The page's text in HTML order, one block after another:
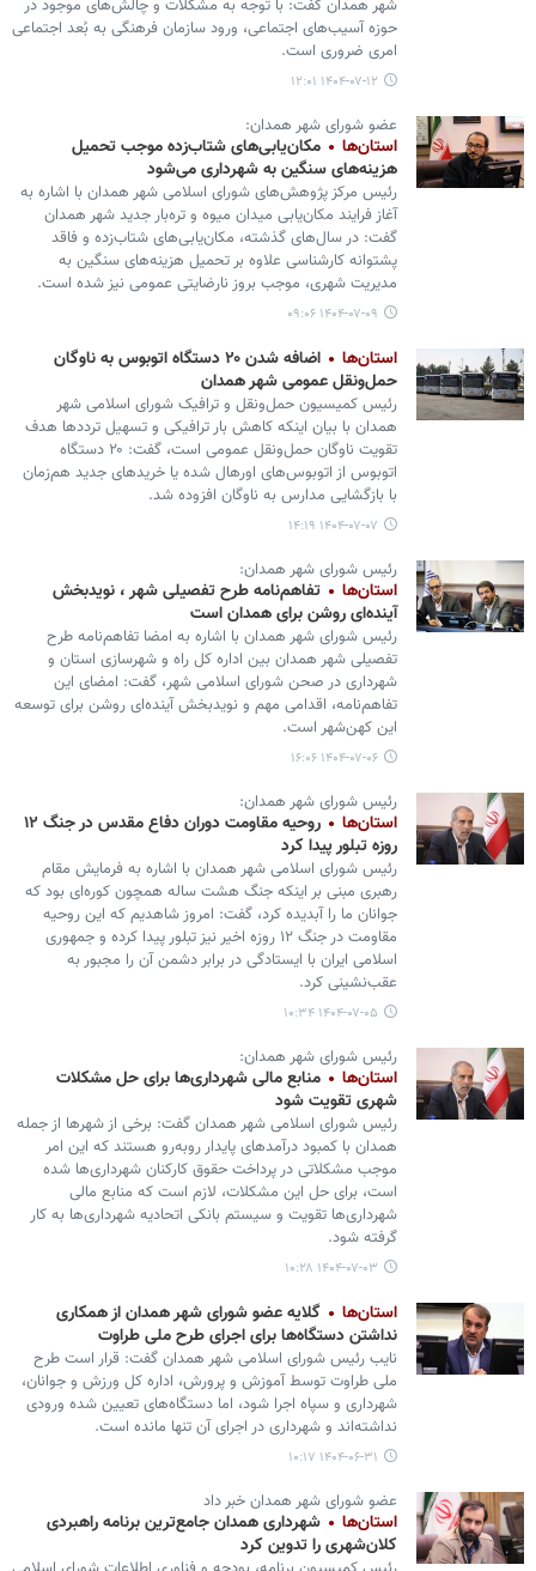
شهر همدان گفت: با توجه به مشکلات و چالش‌های موجود در
حوزه آسیب‌های اجتماعی، ورود سازمان فرهنگی به بُعد اجتماعی
امری ضروری است.
۱۴۰۴-۰۷-۱۲ ۱۲:۰۱
عضو شورای شهر همدان:
استان‌ها
مکان‌یابی‌های شتاب‌زده موجب تحمیل
هزینه‌های سنگین به شهرداری می‌شود
رئیس مرکز پژوهش‌های شورای اسلامی شهر همدان با اشاره به
آغاز فرایند مکان‌یابی میدان میوه و تره‌بار جدید شهر همدان
گفت: در سال‌های گذشته، مکان‌یابی‌های شتاب‌زده و فاقد
پشتوانه کارشناسی علاوه بر تحمیل هزینه‌های سنگین به
مدیریت شهری، موجب بروز نارضایتی عمومی نیز شده است.
۱۴۰۴-۰۷-۰۹ ۰۹:۰۶
استان‌ها
اضافه شدن ۲۰ دستگاه اتوبوس به ناوگان
حمل‌ونقل عمومی شهر همدان
رئیس کمیسیون حمل‌ونقل و ترافیک شورای اسلامی شهر
همدان با بیان اینکه کاهش بار ترافیکی و تسهیل ترددها هدف
تقویت ناوگان حمل‌ونقل عمومی است، گفت: ۲۰ دستگاه
اتوبوس از اتوبوس‌های اورهال شده یا خریدهای جدید هم‌زمان
با بازگشایی مدارس به ناوگان افزوده شد.
۱۴۰۴-۰۷-۰۷ ۱۴:۱۹
رئیس شورای شهر همدان:
استان‌ها
تفاهم‌نامه طرح تفصیلی شهر ، نویدبخش
آینده‌ای روشن برای همدان است
رئیس شورای شهر همدان با اشاره به امضا تفاهم‌نامه طرح
تفصیلی شهر همدان بین اداره کل راه و شهرسازی استان و
شهرداری در صحن شورای اسلامی شهر، گفت: امضای این
تفاهم‌نامه، اقدامی مهم و نویدبخش آینده‌ای روشن برای توسعه
این کهن‌شهر است.
۱۴۰۴-۰۷-۰۶ ۱۶:۰۶
رئیس شورای شهر همدان:
استان‌ها
روحیه مقاومت دوران دفاع مقدس در جنگ ۱۲
روزه تبلور پیدا کرد
رئیس شورای اسلامی شهر همدان با اشاره به فرمایش مقام
رهبری مبنی بر اینکه جنگ هشت ساله همچون کوره‌ای بود که
جوانان ما را آبدیده کرد، گفت: امروز شاهدیم که این روحیه
مقاومت در جنگ ۱۲ روزه اخیر نیز تبلور پیدا کرده و جمهوری
اسلامی ایران با ایستادگی در برابر دشمن آن را مجبور به
عقب‌نشینی کرد.
۱۴۰۴-۰۷-۰۵ ۱۰:۳۴
رئیس شورای شهر همدان:
استان‌ها
منابع مالی شهرداری‌ها برای حل مشکلات
شهری تقویت شود
رئیس شورای اسلامی شهر همدان گفت: برخی از شهرها از جمله
همدان با کمبود درآمدهای پایدار روبه‌رو هستند که این امر
موجب مشکلاتی در پرداخت حقوق کارکنان شهرداری‌ها شده
است، برای حل این مشکلات، لازم است که منابع مالی
شهرداری‌ها تقویت و سیستم بانکی اتحادیه شهرداری‌ها به کار
گرفته شود.
۱۴۰۴-۰۷-۰۳ ۱۰:۲۸
استان‌ها
گلایه عضو شورای شهر همدان از همکاری
نداشتن دستگاه‌ها برای اجرای طرح ملی طراوت
نایب رئیس شورای اسلامی شهر همدان گفت: قرار است طرح
ملی طراوت توسط آموزش و پرورش، اداره کل ورزش و جوانان،
شهرداری و سپاه اجرا شود، اما دستگاه‌های تعیین شده ورودی
نداشته‌اند و شهرداری در اجرای آن تنها مانده است.
۱۴۰۴-۰۶-۳۱ ۱۰:۱۷
عضو شورای شهر همدان خبر داد
استان‌ها
شهرداری همدان جامع‌ترین برنامه راهبردی
کلان‌شهری را تدوین کرد